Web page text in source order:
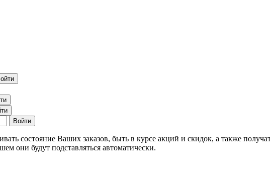
состояние Ваших заказов, быть в курсе акций и скидок, а также
они будут подставляться автоматически.